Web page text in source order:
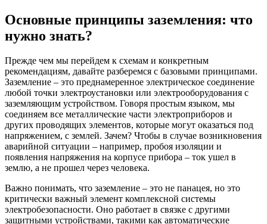
Основные принципы заземления: что
нужно знать?
Прежде чем мы перейдем к схемам и конкретным
рекомендациям, давайте разберемся с базовыми принципами.
Заземление – это преднамеренное электрическое соединение
любой точки электроустановки или электрооборудования с
заземляющим устройством. Говоря простым языком, мы
соединяем все металлические части электроприборов и
других проводящих элементов, которые могут оказаться под
напряжением, с землей. Зачем? Чтобы в случае возникновения
аварийной ситуации – например, пробоя изоляции и
появления напряжения на корпусе прибора – ток ушел в
землю, а не прошел через человека.
Важно понимать, что заземление – это не панацея, но это
критически важный элемент комплексной системы
электробезопасности. Оно работает в связке с другими
защитными устройствами, такими как автоматические